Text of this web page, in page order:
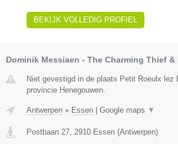
BEKIJK VOLLEDIG PROFIEL
Dominik Messiaen - The Charming Thief
Niet gevestigd in de plaats Petit Roeulx lez
provincie Henegouwen.
Antwerpen » Essen Google maps ▼
Postbaan 27, 2910 Essen (Antwerpen)